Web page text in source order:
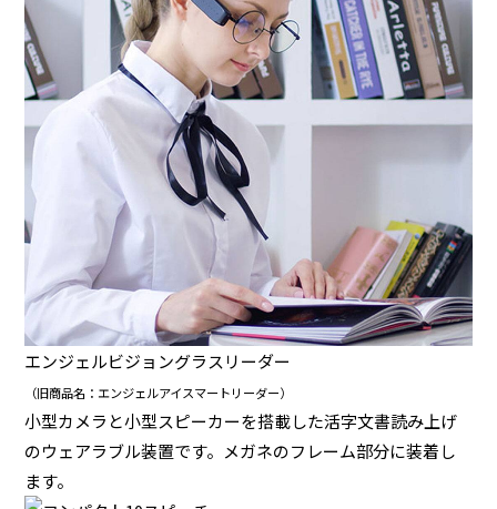
エンジェルビジョングラスリーダー
（旧商品名：エンジェルアイスマートリーダー）
小型カメラと小型スピーカーを搭載した活字文書読み上げ
のウェアラブル装置です。メガネのフレーム部分に装着し
ます。